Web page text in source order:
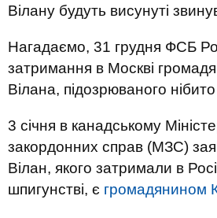
Вілану будуть висунуті
Нагадаємо, 31 грудня ФСБ
затримання в Москві
Вілана, підозрюваного
3 січня в канадському
закордонних справ (МЗС)
Вілан, якого затримали в
шпигунстві, є громадянином